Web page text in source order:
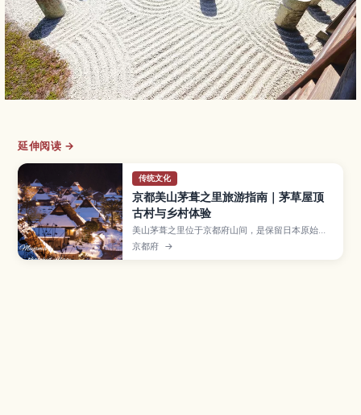
延伸阅读 →
传统文化
京都美山茅葺之里旅游指南｜茅草屋顶
古村与乡村体验
美山茅葺之里位于京都府山间，是保留日本原始乡
村风貌的茅草屋顶聚落。本文将介绍村庄的历史与
四季景色、茅草屋修复与农事体验、使用在地食材
京都府 →